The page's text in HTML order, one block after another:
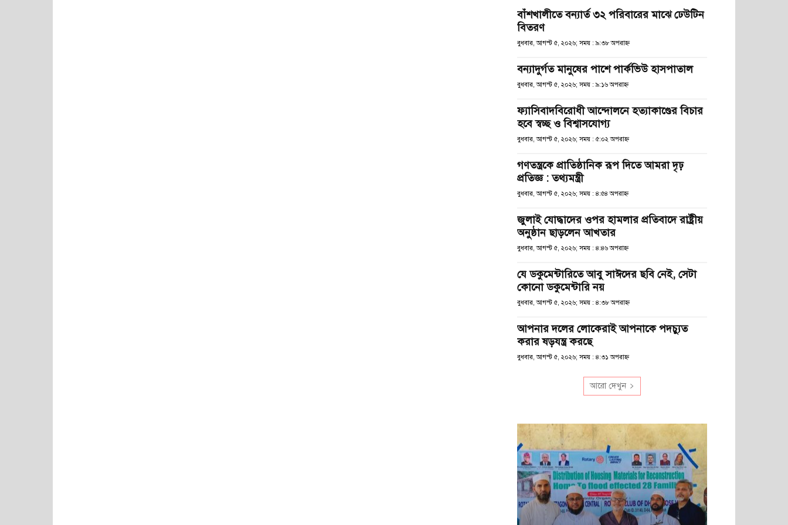
বাঁশখালীতে বন্যার্ত ৩২ পরিবারের মাঝে ঢেউটিন
বিতরণ
বুধবার, আগস্ট ৫, ২০২৬; সময় : ৯:৩৮ অপরাহ্ণ
বন্যাদুর্গত মানুষের পাশে পার্কভিউ হাসপাতাল
বুধবার, আগস্ট ৫, ২০২৬; সময় : ৯:১৬ অপরাহ্ণ
ফ্যাসিবাদবিরোধী আন্দোলনে হত্যাকাণ্ডের বিচার
হবে স্বচ্ছ ও বিশ্বাসযোগ্য
বুধবার, আগস্ট ৫, ২০২৬; সময় : ৫:০২ অপরাহ্ণ
গণতন্ত্রকে প্রাতিষ্ঠানিক রূপ দিতে আমরা দৃঢ়
প্রতিজ্ঞ : তথ্যমন্ত্রী
বুধবার, আগস্ট ৫, ২০২৬; সময় : ৪:৫৪ অপরাহ্ণ
জুলাই যোদ্ধাদের ওপর হামলার প্রতিবাদে রাষ্ট্রীয়
অনুষ্ঠান ছাড়লেন আখতার
বুধবার, আগস্ট ৫, ২০২৬; সময় : ৪:৪৬ অপরাহ্ণ
যে ডকুমেন্টারিতে আবু সাঈদের ছবি নেই, সেটা
কোনো ডকুমেন্টারি নয়
বুধবার, আগস্ট ৫, ২০২৬; সময় : ৪:৩৮ অপরাহ্ণ
আপনার দলের লোকেরাই আপনাকে পদচ্যুত
করার ষড়যন্ত্র করছে
বুধবার, আগস্ট ৫, ২০২৬; সময় : ৪:৩১ অপরাহ্ণ
আরো দেখুন